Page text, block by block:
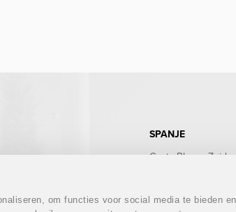
om functies voor social media te bieden
SPANJE
Costa Blanca Zuid
Costa del Sol
Costa Almeria